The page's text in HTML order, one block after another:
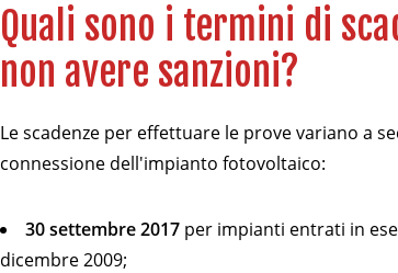
Quali sono i termini di
non avere sanzioni?
Le scadenze per effettuare le prove variano a
connessione dell'impianto fotovoltaico:
30 settembre 2017 per impianti entrati in
dicembre 2009;